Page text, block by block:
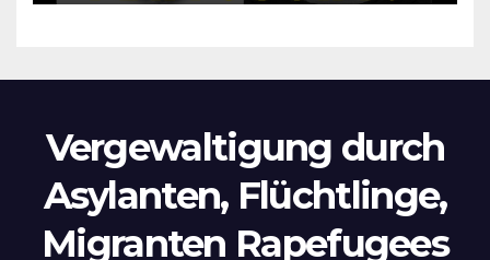
Vergewaltigung durch
Asylanten, Flüchtlinge,
Migranten Rapefugees